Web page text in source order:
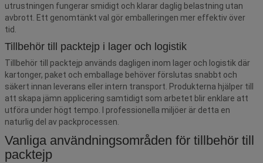
utrustningen fungerar smidigt och klarar daglig belastning utan
avbrott. Ett genomtänkt val gör emballeringen mer effektiv över
tid.
Tillbehör till packtejp i lager och logistik
Tillbehör till packtejp används dagligen inom lager och logistik där
kartonger, paket och emballage behöver förslutas snabbt och
säkert innan leverans eller intern transport. Produkterna hjälper till
att skapa jämn applicering samtidigt som arbetet blir enklare att
utföra under högt tempo. I professionella miljöer är detta en
naturlig del av packprocessen.
Vanliga användningsområden för tillbehör till
packtejp